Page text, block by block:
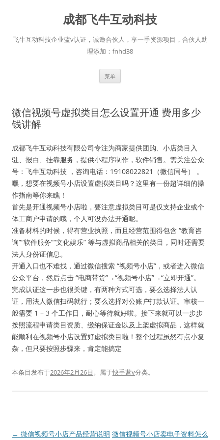
成都飞牛互动科技
飞牛互动科技企业蓝v认证，诚邀合伙人，享一手资源项目，合伙人助
理添加：fnhd38
菜单
微信视频号虚拟类目怎么设置开通 费用多少
钱讲解
成都飞牛互动科技有限公司专注为商家提供团购、小店类目入
驻、报白、挂靠服务，提供小程序制作，软件销售。需关注公众
号：飞牛互动科技 ，咨询电话：19108022821（微信同号） 。
嘿，想要在视频号小店设置虚拟类目吗？这里有一份超详细的操
作指南等你来瞧！
首先是开通视频号小店啦，要注意虚拟类目可是仅支持企业或个
体工商户申请的哦，个人可没办法开通呢。
准备材料的时候，得有营业执照，而且经营范围得包含 “教育咨
询”“软件服务”“文化娱乐” 等与虚拟商品相关的类目，同时还需要
法人身份证信息。
开通入口也不难找，通过微信搜索 “视频号小店”，或者进入微信
公众平台，然后点击 “电商带货”→“视频号小店”→“立即开通”。
完成认证这一步也很关键，有两种方式可选，要么选择法人认
证，用法人微信扫码就行；要么选择对公账户打款认证。审核一
般需要 1 – 3 个工作日，耐心等待就好啦。接下来就可以一步步
按照流程申请类目资质、缴纳保证金以及上架虚拟商品，这样就
能顺利在视频号小店设置好虚拟类目啦！整个过程虽然有点小复
杂，但只要按照步骤来，肯定能搞定
本条目发布于2026年2月26日。属于快手蓝v分类。
文
← 微信视频号小店产品经营说明 微信视频号小店卖电子资料怎么